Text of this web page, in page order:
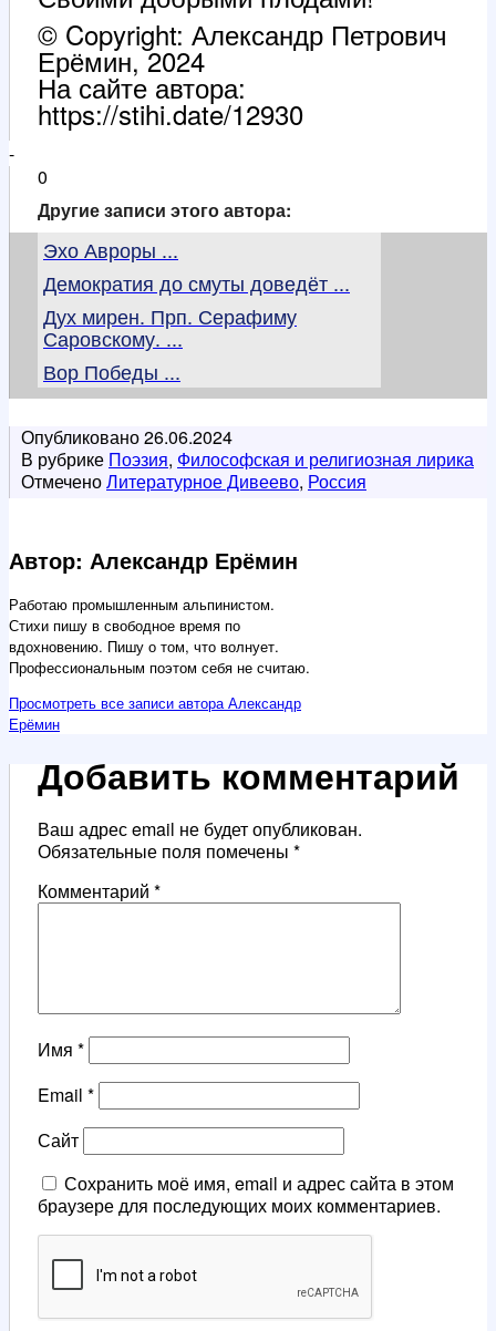
© Copyright: Александр Петрович
Ерёмин, 2024
На сайте автора:
https://stihi.date/12930
-
0
Другие записи этого автора:
Эхо Авроры ...
Демократия до смуты доведёт ...
Дух мирен. Прп. Серафиму
Саровскому. ...
Вор Победы ...
Опубликовано26.06.2024
В рубрике Поэзия, Философская и религиозная лирика
ОтмеченоЛитературное Дивеево, Россия
Автор: Александр Ерёмин
Работаю промышленным альпинистом.
Стихи пишу в свободное время по
вдохновению. Пишу о том, что волнует.
Профессиональным поэтом себя не считаю.
Просмотреть все записи автора Александр
Ерёмин
Добавить комментарий
Ваш адрес email не будет опубликован.
Обязательные поля помечены *
Комментарий *
Имя *
Email *
Сайт
Сохранить моё имя, email и адрес сайта в этом
браузере для последующих моих комментариев.